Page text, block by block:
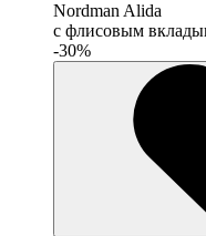
Nordman Alida
с флисовым
-30%